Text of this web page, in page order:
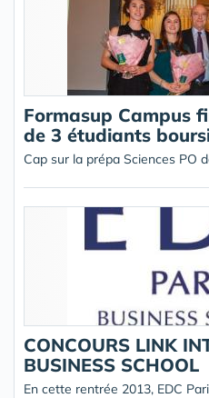
Formasup Campus
de 3 étudiants
Cap sur la prépa Sciences PO
CONCOURS LINK
BUSINESS SCHOOL
En cette rentrée 2013, EDC